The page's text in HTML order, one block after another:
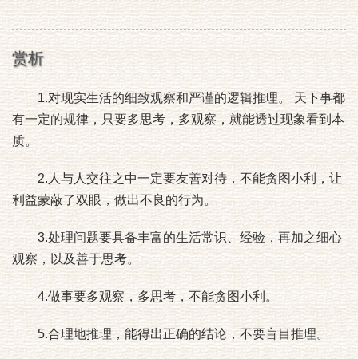
赏析
1.对现实生活的细致观察和严谨的逻辑推理。 天下事都
有一定的规律，只要多思考，多观察，就能透过现象看到本
质。
2.人与人交往之中一定要友善对待，不能贪图小利，让
利益蒙蔽了双眼，做出不良的行为。
3.处理问题要具备丰富的生活常识、经验，再加之细心
观察，以及善于思考。
4.做事要多观察，多思考，不能贪图小利。
5.合理地推理，能得出正确的结论，不要盲目推理。